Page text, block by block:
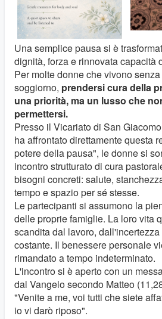
Una semplice pausa si è
dignità, forza e rinnovata capacità
Per molte donne che vivono
soggiorno, prendersi cura della
una priorità, ma un lusso che
permettersi.
Presso il Vicariato di San
ha affrontato direttamente questa
potere della pausa", le donne si
incontro strutturato di cura
bisogni concreti: salute,
tempo e spazio per sé stesse.
Le partecipanti si assumono la
delle proprie famiglie. La loro vita
scandita dal lavoro,
costante. Il benessere personale
rimandato a tempo indeterminato.
L'incontro si è aperto con un
dal Vangelo secondo Matteo
"Venite a me, voi tutti che siete
io vi darò riposo".